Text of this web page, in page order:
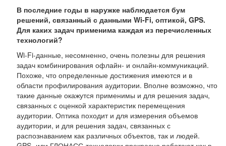
В последние годы в наружке наблюдается бум
решений, связанный с данными Wi-Fi, оптикой, GPS.
Для каких задач применима каждая из перечисленных
технологий?
Wi-Fi-данные, несомненно, очень полезны для решения
задач комбинирования офлайн- и онлайн-коммуникаций.
Похоже, что определенные достижения имеются и в
области профилирования аудитории. Вполне возможно, что
такие данные окажутся применимы и для решения задач,
связанных с оценкой характеристик перемещения
аудитории. Оптика походит и для измерения объемов
аудитории, и для решения задач, связанных с
распознаванием как различных объектов, так и людей.